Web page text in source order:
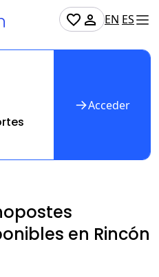
EN ES
Acceder
en Rincón